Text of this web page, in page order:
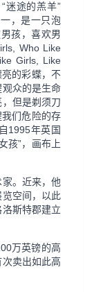
迷途的羔羊”
，是一只泡
孩，喜欢男
Who Like
Girls, Like
的彩蝶，不
众的是生命
但是剃须刀
们危险的存
1995年英国
孩”，画布上
。近来，他
空间，以此
斯特郡建立
万英镑的高
卖出如此高